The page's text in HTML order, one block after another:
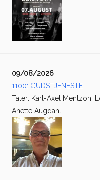
09/08/2026
1100: GUDSTJENESTE
Taler: Karl-Axel Mentzoni
Anette Augdahl